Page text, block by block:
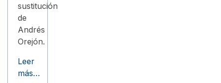
sustitución
de
Andrés
Orejón.
Leer
más…